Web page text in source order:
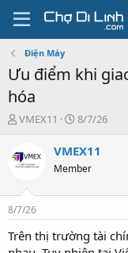
Điện Máy
Ưu điểm khi
hóa
T
e
s
t
a
VMEX11
N
à
y
g
8/7/26
VMEX11
Member
8/7/26
Trên thị trường tài